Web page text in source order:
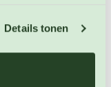
Details tonen